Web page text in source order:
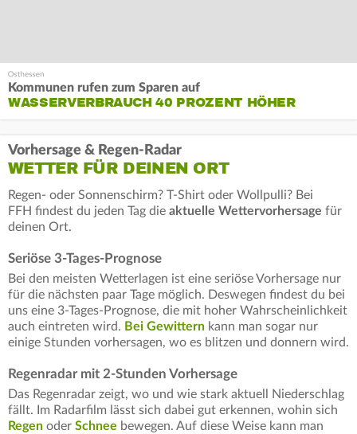
Kommunen rufen zum Sparen auf
WASSERVERBRAUCH 40 PROZENT HÖHER
Vorhersage & Regen-Radar
WETTER FÜR DEINEN ORT
Regen- oder Sonnenschirm? T-Shirt oder Wollpulli? Bei
FFH findest du jeden Tag die aktuelle Wettervorhersage für
deinen Ort.
Seriöse 3-Tages-Prognose
Bei den meisten Wetterlagen ist eine seriöse Vorhersage nur
für die nächsten paar Tage möglich. Deswegen findest du bei
uns eine 3-Tages-Prognose, die mit hoher Wahrscheinlichkeit
auch eintreten wird. Bei Gewittern kann man sogar nur
einige Stunden vorhersagen, wo es blitzen und donnern wird.
Regenradar mit 2-Stunden Vorhersage
Das Regenradar zeigt, wo und wie stark aktuell Niederschlag
fällt. Im Radarfilm lässt sich dabei gut erkennen, wohin sich
Regen oder Schnee bewegen. Auf diese Weise kann man